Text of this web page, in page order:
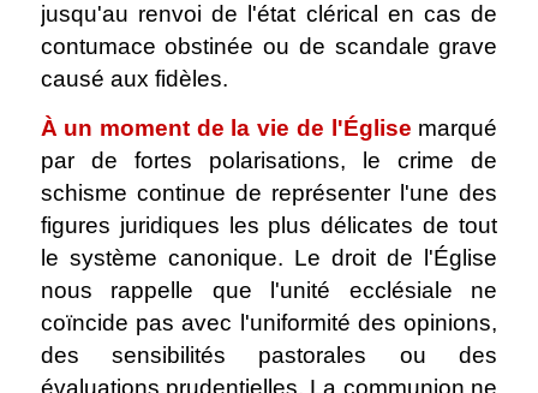
jusqu'au renvoi de l'état clérical en cas de
contumace obstinée ou de scandale grave
causé aux fidèles.
À un moment de la vie de l'Église marqué
par de fortes polarisations, le crime de
schisme continue de représenter l'une des
figures juridiques les plus délicates de tout
le système canonique. Le droit de l'Église
nous rappelle que l'unité ecclésiale ne
coïncide pas avec l'uniformité des opinions,
des sensibilités pastorales ou des
évaluations prudentielles. La communion ne